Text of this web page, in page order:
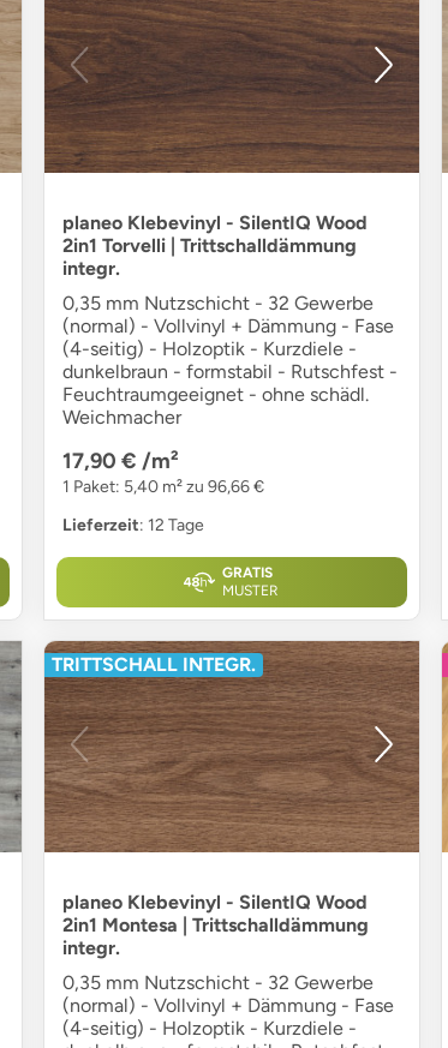
planeo Klebevinyl - SilentIQ Wood
2in1 Torvelli | Trittschalldämmung
integr.
0,35 mm Nutzschicht - 32 Gewerbe
(normal) - Vollvinyl + Dämmung - Fase
(4-seitig) - Holzoptik - Kurzdiele -
dunkelbraun - formstabil - Rutschfest -
Feuchtraumgeeignet - ohne schädl.
Weichmacher
17,90 € /m²
1 Paket: 5,40 m² zu 96,66 €
Lieferzeit: 12 Tage
GRATIS
MUSTER
TRITTSCHALL INTEGR.
planeo Klebevinyl - SilentIQ Wood
2in1 Montesa | Trittschalldämmung
integr.
0,35 mm Nutzschicht - 32 Gewerbe
(normal) - Vollvinyl + Dämmung - Fase
(4-seitig) - Holzoptik - Kurzdiele -